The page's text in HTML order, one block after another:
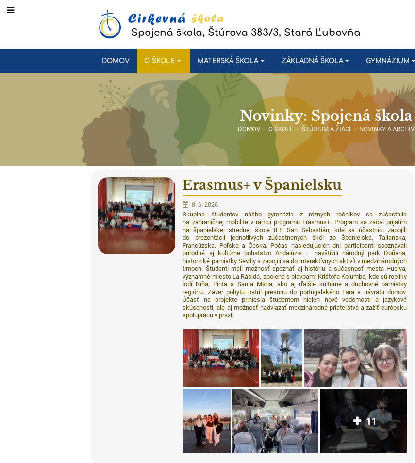
Spojená škola, Štúrova 383/3, Stará Ľubovňa
DOMOV O ŠKOLE MATERSKÁ ŠKOLA ZÁKLADNÁ ŠKOLA GYMNÁZIUM
Novinky: Spojená škola
DOMOV - O ŠKOLE - ŠTÚDIUM A ŽIACI - NOVINKY A ARCHÍV
Erasmus+ v Španielsku
8. 6. 2026
Skupina študentov nášho gymnázia z rôznych ročníkov sa zúčastnila
na zahraničnej mobilite v rámci programu Erasmus+. Program sa začal prijatím
na španielskej strednej škole IES San Sebastián, kde sa účastníci zapojili
do prezentácií jednotlivých zúčastnených škôl zo Španielska, Talianska,
Francúzska, Poľska a Česka. Počas nasledujúcich dní participanti spoznávali
prírodné aj kultúrne bohatstvo Andalúzie – navštívili národný park Doñana,
historické pamiatky Sevilly a zapojili sa do interaktívnych aktivít v medzinárodných
tímoch. Študenti mali možnosť spoznať aj históriu a súčasnosť mesta Huelva,
významné miesto La Rábida, spojené s plavbami Krištofa Kolumba, kde sú repliky
lodí Niňa, Pinta a Santa Maria, ako aj ďalšie kultúrne a duchovné pamiatky
regiónu. Záver pobytu patril presunu do portugalského Fara a návratu domov.
Účasť na projekte priniesla študentom nielen nové vedomosti a jazykové
skúsenosti, ale aj možnosť nadviazať medzinárodné priateľstvá a zažiť európsku
spoluprácu v praxi.
11